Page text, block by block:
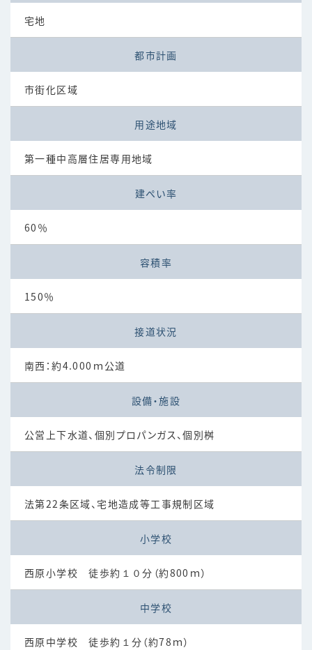
宅地
都市計画
市街化区域
用途地域
第一種中高層住居専用地域
建ぺい率
60％
容積率
150％
接道状況
南西：約4.000ｍ公道
設備・施設
公営上下水道、個別プロパンガス、個別桝
法令制限
法第22条区域、宅地造成等工事規制区域
小学校
西原小学校 徒歩約１０分（約800ｍ）
中学校
西原中学校 徒歩約１分（約78ｍ）